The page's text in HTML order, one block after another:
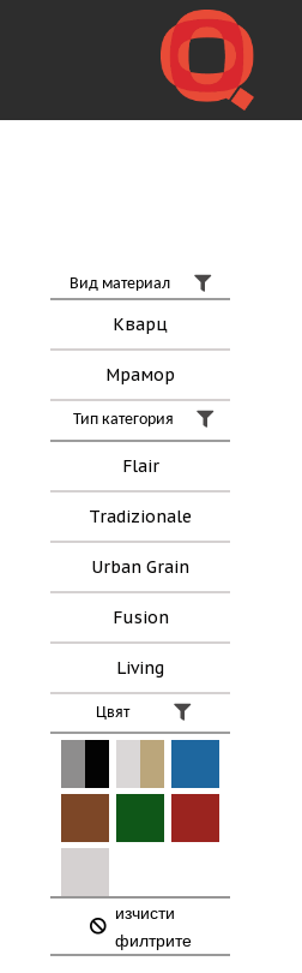
Вид материал
Кварц
Мрамор
Тип категория
Flair
Tradizionale
Urban Grain
Fusion
Living
Цвят
изчисти
филтрите